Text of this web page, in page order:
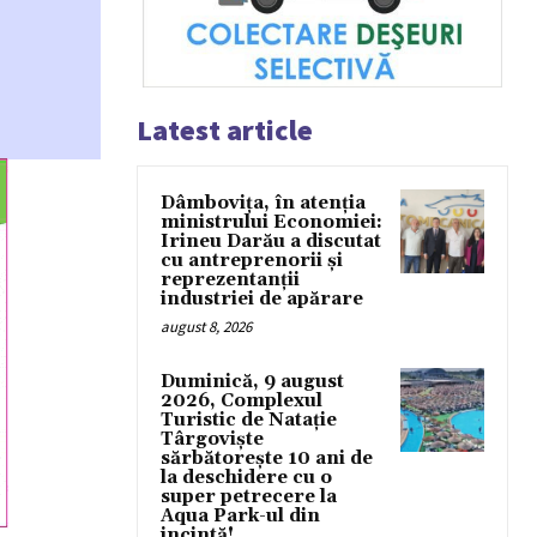
Latest article
Dâmbovița, în atenția
ministrului Economiei:
Irineu Darău a discutat
cu antreprenorii și
reprezentanții
industriei de apărare
august 8, 2026
Duminică, 9 august
2026, Complexul
Turistic de Natație
Târgoviște
sărbătorește 10 ani de
la deschidere cu o
super petrecere la
Aqua Park-ul din